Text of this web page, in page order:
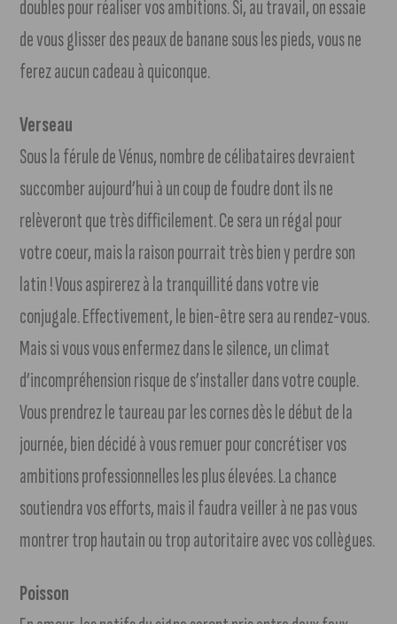
doubles pour réaliser vos ambitions. Si, au travail, on essaie
de vous glisser des peaux de banane sous les pieds, vous ne
ferez aucun cadeau à quiconque.
Verseau
Sous la férule de Vénus, nombre de célibataires devraient
succomber aujourd’hui à un coup de foudre dont ils ne
relèveront que très difficilement. Ce sera un régal pour
votre coeur, mais la raison pourrait très bien y perdre son
latin ! Vous aspirerez à la tranquillité dans votre vie
conjugale. Effectivement, le bien-être sera au rendez-vous.
Mais si vous vous enfermez dans le silence, un climat
d’incompréhension risque de s’installer dans votre couple.
Vous prendrez le taureau par les cornes dès le début de la
journée, bien décidé à vous remuer pour concrétiser vos
ambitions professionnelles les plus élevées. La chance
soutiendra vos efforts, mais il faudra veiller à ne pas vous
montrer trop hautain ou trop autoritaire avec vos collègues.
Poisson